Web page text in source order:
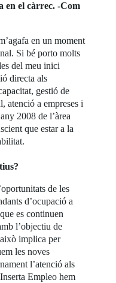
en el càrrec. -Com
en un moment
Si bé porto molts
del meu inici
directa als
gestió de
atenció a empreses i
2008 de l’àrea
que estar a la
de les
d’ocupació a
es continuen
l’objectiu de
implica per
les noves
l’atenció als
Empleo hem